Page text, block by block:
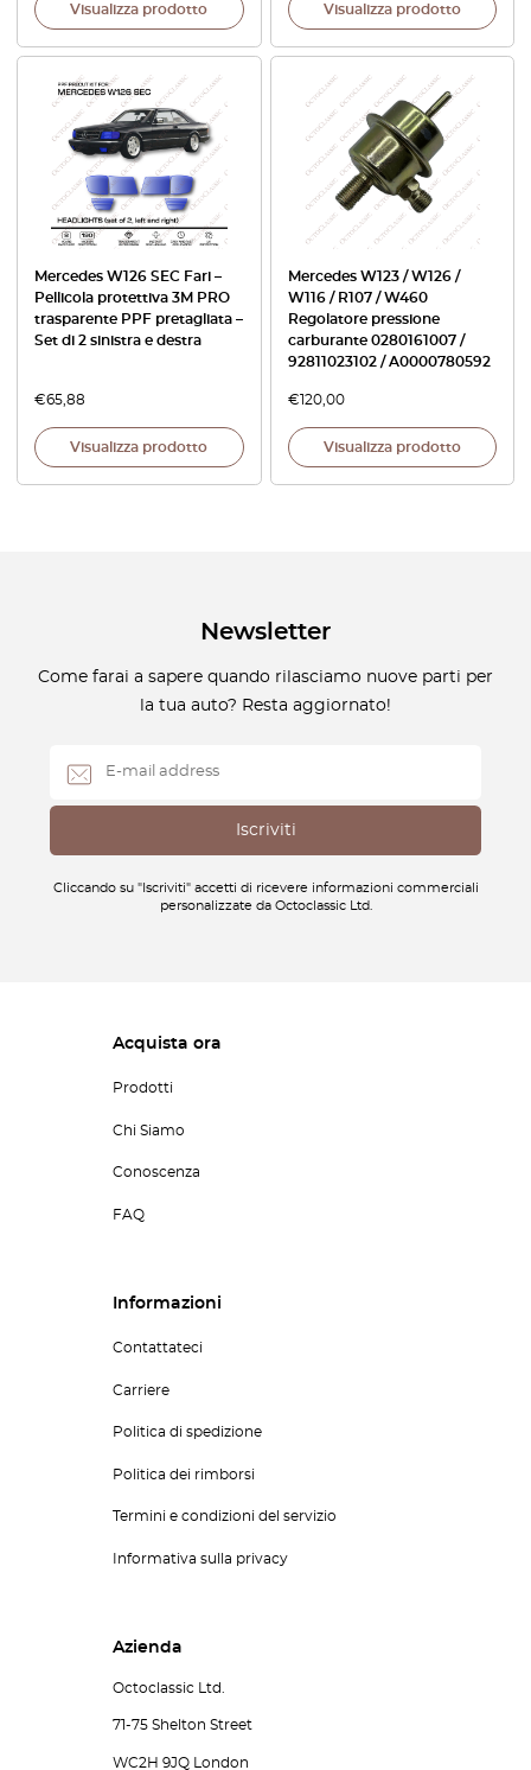
Visualizza prodotto Visualizza prodotto
Mercedes W126 SEC Fari –
Pellicola protettiva 3M PRO
trasparente PPF pretagliata –
Set di 2 sinistra e destra
€65,88
Visualizza prodotto
Mercedes W123 / W126 /
W116 / R107 / W460
Regolatore pressione
carburante 0280161007 /
92811023102 / A0000780592
€120,00
Visualizza prodotto
Newsletter
Come farai a sapere quando rilasciamo nuove parti per
la tua auto? Resta aggiornato!
Cliccando su "Iscriviti" accetti di ricevere informazioni commerciali
personalizzate da Octoclassic Ltd.
Acquista ora
Prodotti
Chi Siamo
Conoscenza
FAQ
Informazioni
Contattateci
Carriere
Politica di spedizione
Politica dei rimborsi
Termini e condizioni del servizio
Informativa sulla privacy
Azienda
Octoclassic Ltd.
71-75 Shelton Street
WC2H 9JQ London